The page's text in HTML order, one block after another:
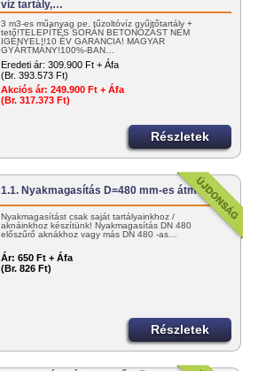
víz tartály,…
3 m3-es műanyag pe. tűzoltóvíz gyűjtőtartály +
tető!TELEPÍTÉS SORÁN BETONOZÁST NEM
IGÉNYEL!!10 ÉV GARANCIA! MAGYAR
GYÁRTMÁNY!100%-BAN…
Eredeti ár: 309.900 Ft + Áfa
(Br. 393.573 Ft)
Akciós ár: 249.900 Ft + Áfa
(Br. 317.373 Ft)
Részletek
1.1. Nyakmagasítás D=480 mm-es átmérő;
Nyakmagasítást csak saját tartályainkhoz /
aknáinkhoz készítünk! Nyakmagasítás DN 480
előszűrő aknákhoz vagy más DN 480 -as…
Ár: 650 Ft + Áfa
(Br. 826 Ft)
Részletek